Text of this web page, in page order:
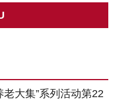
大集”系列活动第22